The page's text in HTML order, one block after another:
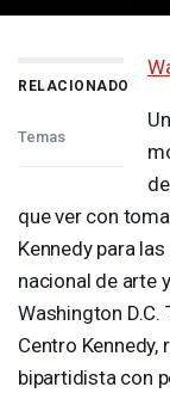
RELACIONADO
Temas
que ver con
Kennedy para
nacional de arte
Washington
Centro Kennedy,
bipartidista con